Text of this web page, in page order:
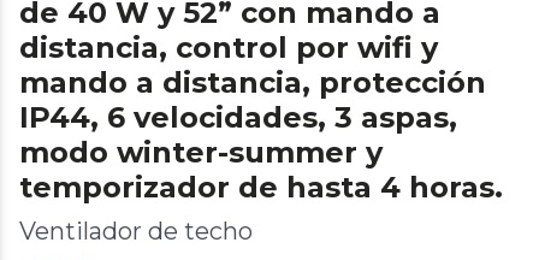
de 40 W y 52” con mando a
distancia, control por wifi y
mando a distancia, protección
IP44, 6 velocidades, 3 aspas,
modo winter-summer y
temporizador de hasta 4 horas.
Ventilador de techo